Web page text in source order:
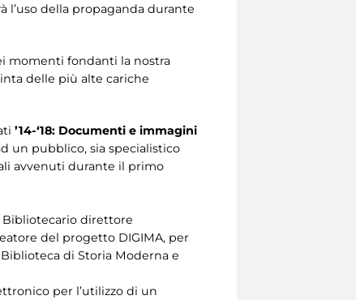
l’uso della propaganda durante
momenti fondanti la nostra
delle più alte cariche
’14-‘18: Documenti e immagini
un pubblico, sia specialistico
avvenuti durante il primo
Bibliotecario direttore
del progetto DIGIMA, per
di Storia Moderna e
per l’utilizzo di un